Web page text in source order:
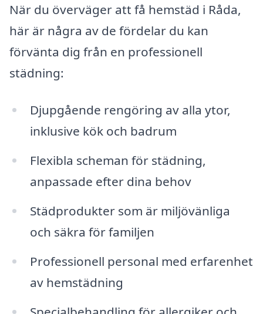
När du överväger att få hemstäd i Råda,
här är några av de fördelar du kan
förvänta dig från en professionell
städning:
Djupgående rengöring av alla ytor,
inklusive kök och badrum
Flexibla scheman för städning,
anpassade efter dina behov
Städprodukter som är miljövänliga
och säkra för familjen
Professionell personal med erfarenhet
av hemstädning